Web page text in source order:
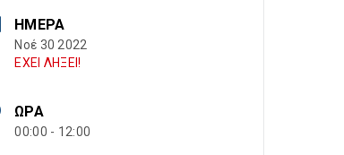
ΗΜΈΡΑ
Νοέ 30 2022
ΕΧΕΙ ΛΗΞΕΙ!
ΏΡΑ
00:00 - 12:00